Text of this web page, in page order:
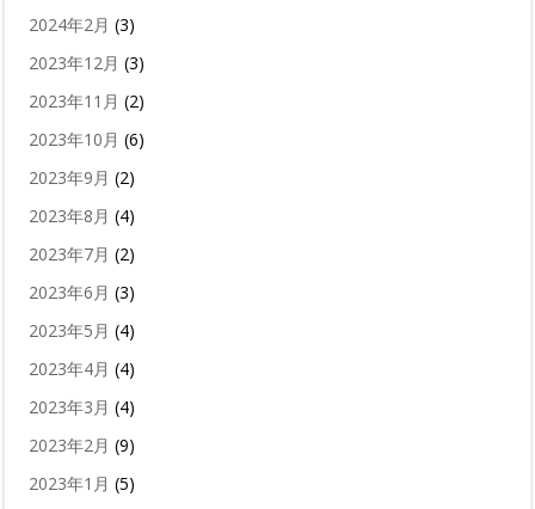
2024年2月 (3)
2023年12月 (3)
2023年11月 (2)
2023年10月 (6)
2023年9月 (2)
2023年8月 (4)
2023年7月 (2)
2023年6月 (3)
2023年5月 (4)
2023年4月 (4)
2023年3月 (4)
2023年2月 (9)
2023年1月 (5)